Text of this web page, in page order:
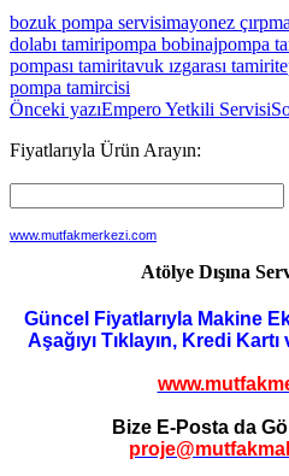
bozuk pompa servisimayonez
dolabı tamiripompa bobinajpompa
pompası tamiritavuk ızgarası tamiri
pompa tamircisi
Yazı
dolaşımı
Önceki yazıEmpero Yetkili Servisi
Fiyatlarıyla Ürün Arayın:
www.mutfakmerkezi.com
Atölye Dışına
Güncel Fiyatlarıyla Makine
Aşağıyı Tıklayın, Kredi
Bize E-Posta da